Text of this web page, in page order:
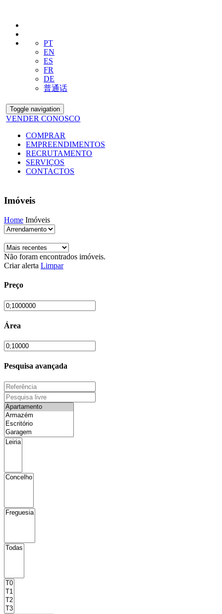
PT
EN
ES
FR
DE
普通话
Toggle navigation
VENDER CONOSCO
COMPRAR
EMPREENDIMENTOS
RECRUTAMENTO
SERVIÇOS
CONTACTOS
Imóveis
Home Imóveis
Não foram encontrados imóveis.
Criar alerta Limpar
Preço
Área
Pesquisa avançada